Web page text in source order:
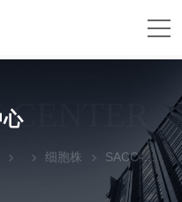
细胞株 SACC-LM人涎腺腺样囊性癌